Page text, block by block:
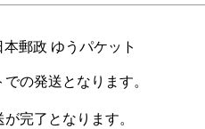
本郵政 ゆうパケット
の発送となります。
完了となります。